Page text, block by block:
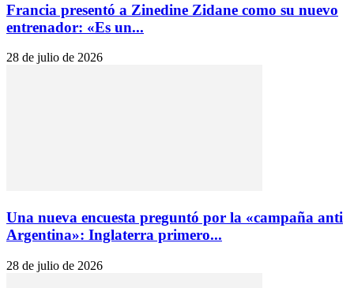
Francia presentó a Zinedine Zidane como su nuevo
entrenador: «Es un...
28 de julio de 2026
Una nueva encuesta preguntó por la «campaña anti
Argentina»: Inglaterra primero...
28 de julio de 2026